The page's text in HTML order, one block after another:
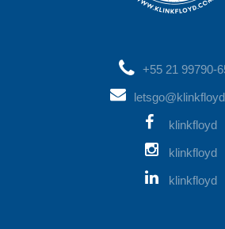
+55 21 99790-
klinkfloyd
klinkfloyd
klinkfloyd